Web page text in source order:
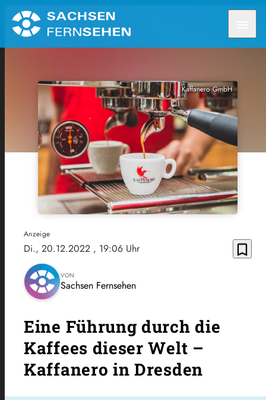
Kaffanero GmbH
Anzeige
Di., 20.12.2022 , 19:06 Uhr bookmark_border
VON
Sachsen Fernsehen
Eine Führung durch die
Kaffees dieser Welt –
Kaffanero in Dresden